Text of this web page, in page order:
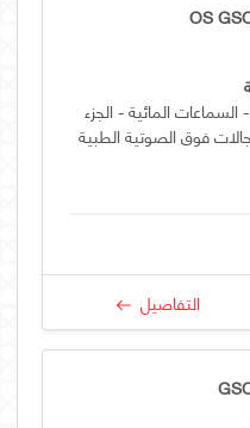
OS
المائية - الجزء
التفاصيل